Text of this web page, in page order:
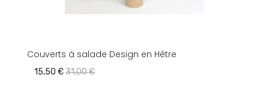
Couverts à salade Design en Hêtre
15,50 €31,00 €